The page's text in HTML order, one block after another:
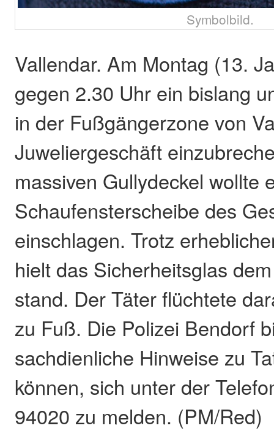
Symbolbild.
Vallendar. Am Montag (13.
gegen 2.30 Uhr ein bislang
in der Fußgängerzone von
Juweliergeschäft
massiven Gullydeckel wollte
Schaufensterscheibe des
einschlagen. Trotz
hielt das Sicherheitsglas
stand. Der Täter flüchtete
zu Fuß. Die Polizei Bendorf
sachdienliche Hinweise zu
können, sich unter der
94020 zu melden. (PM/Red)